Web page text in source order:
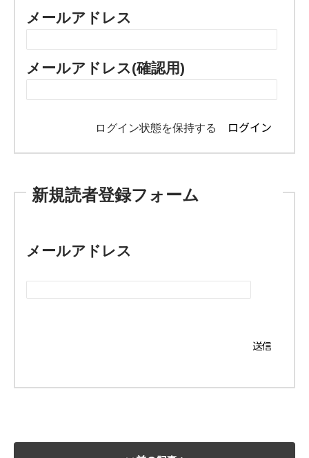
メールアドレス
メールアドレス(確認用)
ログイン状態を保持する
新規読者登録フォーム
メールアドレス